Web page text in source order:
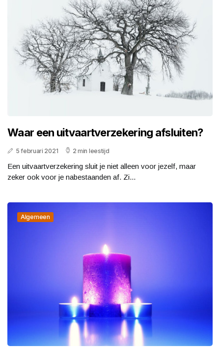
Waar een uitvaartverzekering afsluiten?
5 februari 2021 2 min leestijd
Een uitvaartverzekering sluit je niet alleen voor jezelf, maar
zeker ook voor je nabestaanden af. Zi...
Algemeen